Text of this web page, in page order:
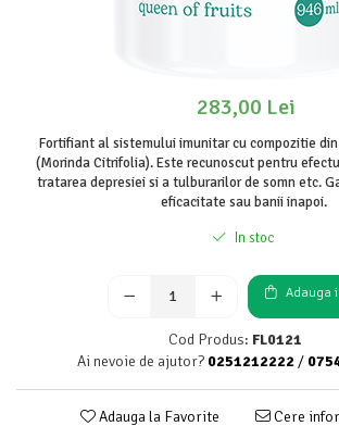
283,00 Lei
Fortifiant al sistemului imunitar cu compozitie
(Morinda Citrifolia). Este recunoscut pentru
tratarea depresiei si a tulburarilor de somn etc.
eficacitate sau banii inapoi.
In stoc
Adauga
Cod Produs: FL0121
Ai nevoie de ajutor? 0251212222 /
Adauga la Favorite Cere